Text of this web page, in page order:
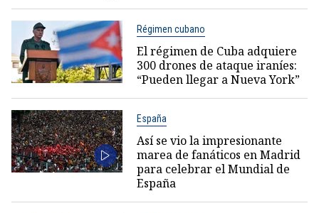
Régimen cubano
El régimen de Cuba adquiere
300 drones de ataque iraníes:
“Pueden llegar a Nueva York”
España
Así se vio la impresionante
marea de fanáticos en Madrid
para celebrar el Mundial de
España